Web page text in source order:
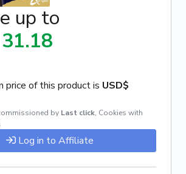
up to
price of this product is USD$
by Last click, Cookies with
.
Log in to Affiliate